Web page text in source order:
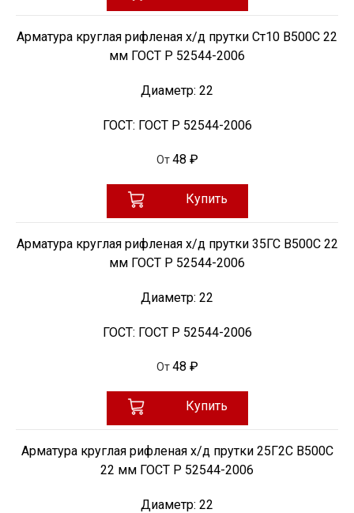
Арматура круглая рифленая х/д прутки Ст10 В500С 22
мм ГОСТ Р 52544-2006
Диаметр: 22
ГОСТ: ГОСТ Р 52544-2006
От 48 ₽
Купить
Арматура круглая рифленая х/д прутки 35ГС В500С 22
мм ГОСТ Р 52544-2006
Диаметр: 22
ГОСТ: ГОСТ Р 52544-2006
От 48 ₽
Купить
Арматура круглая рифленая х/д прутки 25Г2С В500С
22 мм ГОСТ Р 52544-2006
Диаметр: 22